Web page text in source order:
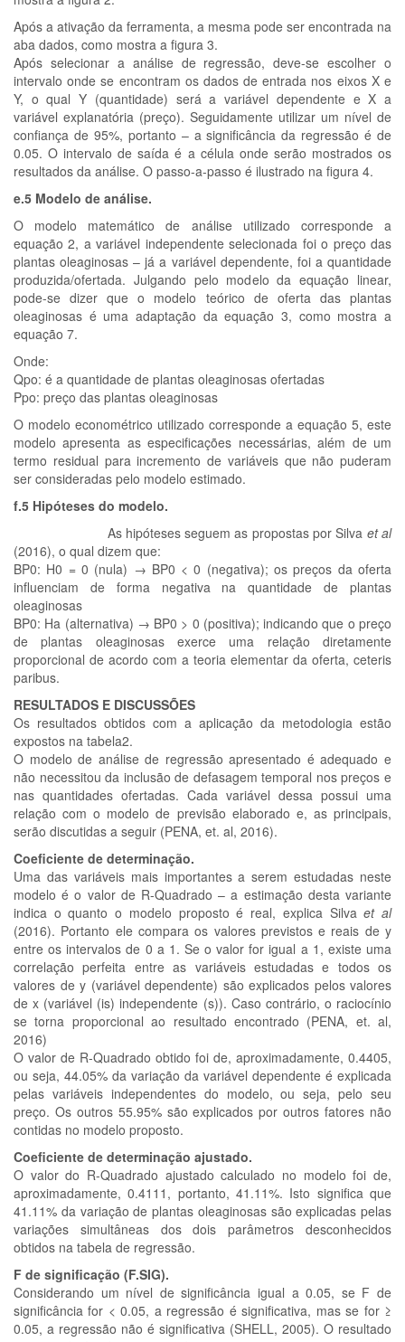
Após a ativação da ferramenta, a mesma pode ser encontrada na
aba dados, como mostra a figura 3.
Após selecionar a análise de regressão, deve-se escolher o
intervalo onde se encontram os dados de entrada nos eixos X e
Y, o qual Y (quantidade) será a variável dependente e X a
variável explanatória (preço). Seguidamente utilizar um nível de
confiança de 95%, portanto – a significância da regressão é de
0.05. O intervalo de saída é a célula onde serão mostrados os
resultados da análise. O passo-a-passo é ilustrado na figura 4.
e.5 Modelo de análise.
O modelo matemático de análise utilizado corresponde a
equação 2, a variável independente selecionada foi o preço das
plantas oleaginosas – já a variável dependente, foi a quantidade
produzida/ofertada. Julgando pelo modelo da equação linear,
pode-se dizer que o modelo teórico de oferta das plantas
oleaginosas é uma adaptação da equação 3, como mostra a
equação 7.
Onde:
Qpo: é a quantidade de plantas oleaginosas ofertadas
Ppo: preço das plantas oleaginosas
O modelo econométrico utilizado corresponde a equação 5, este
modelo apresenta as especificações necessárias, além de um
termo residual para incremento de variáveis que não puderam
ser consideradas pelo modelo estimado.
f.5 Hipóteses do modelo.
As hipóteses seguem as propostas por Silva et al
(2016), o qual dizem que:
BP0: H0 = 0 (nula) → BP0 < 0 (negativa); os preços da oferta
influenciam de forma negativa na quantidade de plantas
oleaginosas
BP0: Ha (alternativa) → BP0 > 0 (positiva); indicando que o preço
de plantas oleaginosas exerce uma relação diretamente
proporcional de acordo com a teoria elementar da oferta, ceteris
paribus.
RESULTADOS E DISCUSSÕES
Os resultados obtidos com a aplicação da metodologia estão
expostos na tabela2.
O modelo de análise de regressão apresentado é adequado e
não necessitou da inclusão de defasagem temporal nos preços e
nas quantidades ofertadas. Cada variável dessa possui uma
relação com o modelo de previsão elaborado e, as principais,
serão discutidas a seguir (PENA, et. al, 2016).
Coeficiente de determinação.
Uma das variáveis mais importantes a serem estudadas neste
modelo é o valor de R-Quadrado – a estimação desta variante
indica o quanto o modelo proposto é real, explica Silvaet al
(2016). Portanto ele compara os valores previstos e reais de y
entre os intervalos de 0 a 1. Se o valor for igual a 1, existe uma
correlação perfeita entre as variáveis estudadas e todos os
valores de y (variável dependente) são explicados pelos valores
de x (variável (is) independente (s)). Caso contrário, o raciocínio
se torna proporcional ao resultado encontrado (PENA, et. al,
2016)
O valor de R-Quadrado obtido foi de, aproximadamente, 0.4405,
ou seja, 44.05% da variação da variável dependente é explicada
pelas variáveis independentes do modelo, ou seja, pelo seu
preço. Os outros 55.95% são explicados por outros fatores não
contidas no modelo proposto.
Coeficiente de determinação ajustado.
O valor do R-Quadrado ajustado calculado no modelo foi de,
aproximadamente, 0.4111, portanto, 41.11%. Isto significa que
41.11% da variação de plantas oleaginosas são explicadas pelas
variações simultâneas dos dois parâmetros desconhecidos
obtidos na tabela de regressão.
F de significação (F.SIG).
Considerando um nível de significância igual a 0.05, se F de
significância for < 0.05, a regressão é significativa, mas se for ≥
0.05, a regressão não é significativa (SHELL, 2005). O resultado